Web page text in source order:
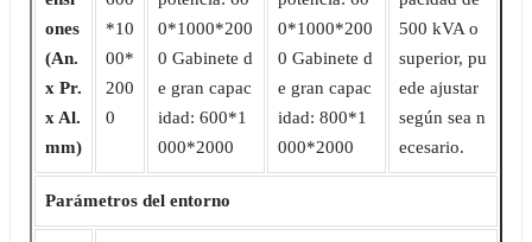
ones
(An.
x Pr.
x Al.
mm)
*10
00*
200
0
0*1000*200
0 Gabinete d
e gran capac
idad: 600*1
000*2000
0*1000*200
0 Gabinete d
e gran capac
idad: 800*1
000*2000
500 kVA o
superior, pu
ede ajustar
según sea n
ecesario.
Parámetros del entorno